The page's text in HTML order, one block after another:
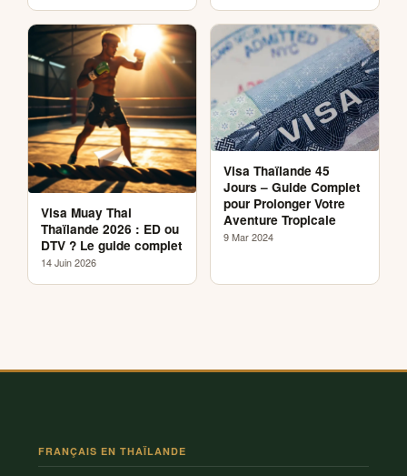
Visa Muay Thai
Thaïlande 2026 : ED ou
DTV ? Le guide complet
14 Juin 2026
Visa Thaïlande 45
Jours – Guide Complet
pour Prolonger Votre
Aventure Tropicale
9 Mar 2024
FRANÇAIS EN THAÏLANDE